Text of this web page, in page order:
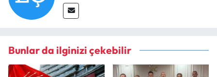
Bunlar da ilginizi çekebilir